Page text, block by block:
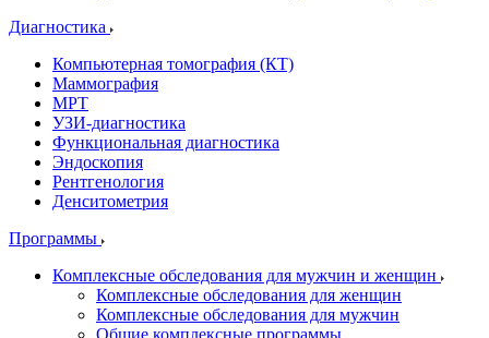
Диагностика
Компьютерная томография (КТ)
Маммография
МРТ
УЗИ-диагностика
Функциональная диагностика
Эндоскопия
Рентгенология
Денситометрия
Программы
Комплексные обследования для мужчин и женщин
Комплексные обследования для женщин
Комплексные обследования для мужчин
Общие комплексные программы